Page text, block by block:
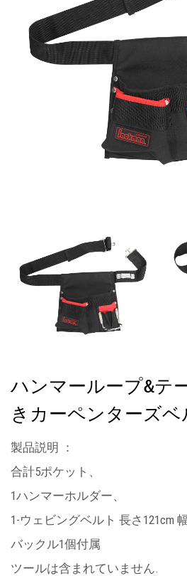
ハンマーループ&テ
きカーペンターズベ
製品説明 ：
合計5ポケット、
1ハンマーホルダー、
1-ウェビングベルト 長さ121cm
バックル1個付属
ツールは含まれていません.